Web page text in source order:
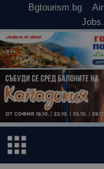
Bgtourism.bg